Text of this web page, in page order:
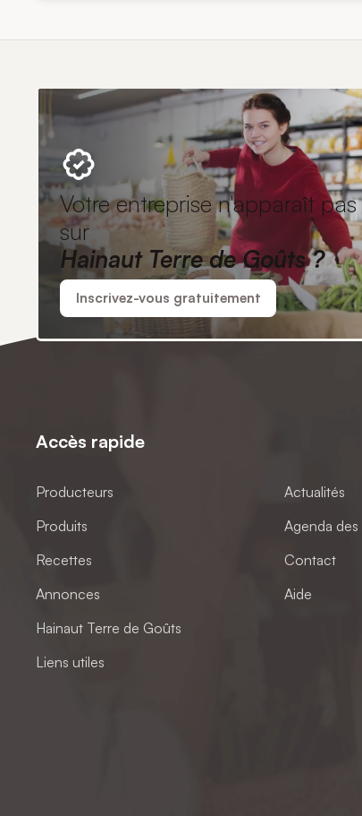
Votre entreprise n'apparaît pas
sur
Hainaut Terre de Goûts ?
Inscrivez-vous gratuitement
Accès rapide
Producteurs
Produits
Recettes
Annonces
Hainaut Terre de Goûts
Liens utiles
Actualités
Agenda
Contact
Aide